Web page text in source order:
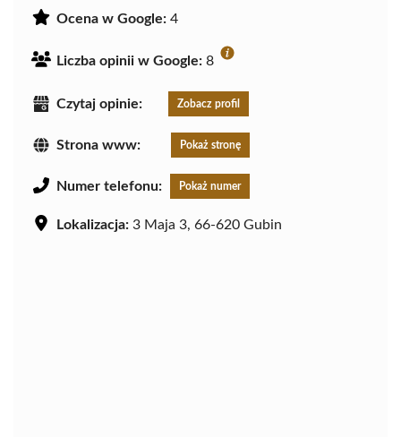
Ocena w Google: 4
Liczba opinii w Google: 8
Czytaj opinie: Zobacz profil
Strona www: Pokaż stronę
Numer telefonu: Pokaż numer
Lokalizacja: 3 Maja 3, 66-620 Gubin